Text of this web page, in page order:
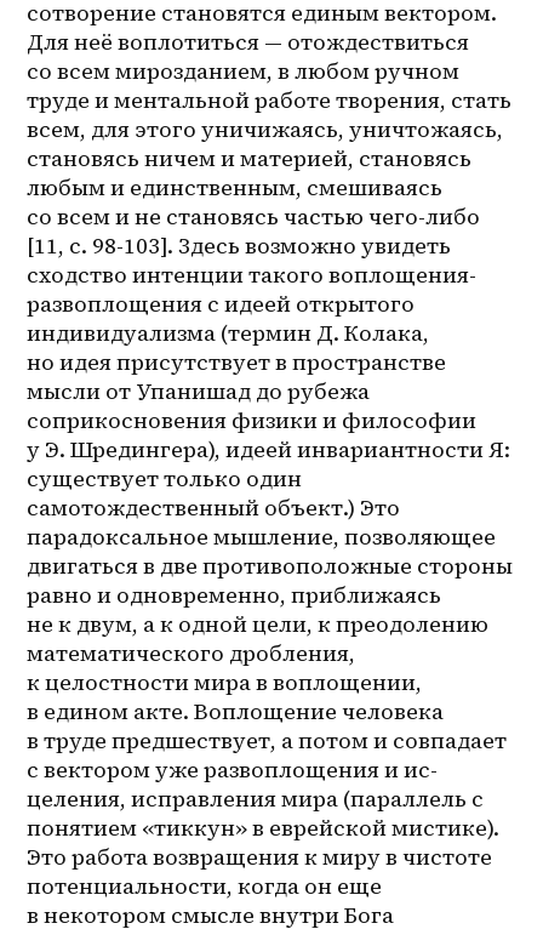
сотворение становятся единым вектором.
Для неё воплотиться — отождествиться
со всем мирозданием, в любом ручном
труде и ментальной работе творения, стать
всем, для этого уничижаясь, уничтожаясь,
становясь ничем и материей, становясь
любым и единственным, смешиваясь
со всем и не становясь частью чего-либо
[11, с. 98-103]. Здесь возможно увидеть
сходство интенции такого воплощения-
развоплощения с идеей открытого
индивидуализма (термин Д. Колака,
но идея присутствует в пространстве
мысли от Упанишад до рубежа
соприкосновения физики и философии
у Э. Шредингера), идеей инвариантности Я:
существует только один
самотождественный объект.) Это
парадоксальное мышление, позволяющее
двигаться в две противоположные стороны
равно и одновременно, приближаясь
не к двум, а к одной цели, к преодолению
математического дробления,
к целостности мира в воплощении,
в едином акте. Воплощение человека
в труде предшествует, а потом и совпадает
с вектором уже развоплощения и ис-
целения, исправления мира (параллель c
понятием «тиккун» в еврейской мистике).
Это работа возвращения к миру в чистоте
потенциальности, когда он еще
в некотором смысле внутри Бога